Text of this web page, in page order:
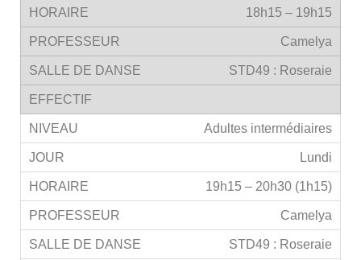
18h15 – 19h15
Camelya
STD49 : Roseraie
Adultes intermédiaires
Lundi
19h15 – 20h30 (1h15)
Camelya
STD49 : Roseraie